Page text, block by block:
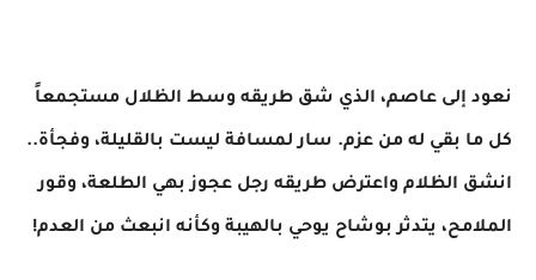
​نعود إلى عاصم، الذي شق طريقه وسط الظلال مستجمعاً
كل ما بقي له من عزم. سار لمسافة ليست بالقليلة، وفجأة..
انشق الظلام واعترض طريقه رجل عجوز بهي الطلعة، وقور
الملامح، يتدثر بوشاح يوحي بالهيبة وكأنه انبعث من العدم!